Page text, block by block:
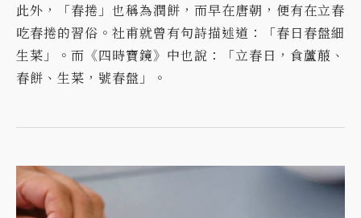
此外，「春捲」也稱為潤餅，而早在唐朝，便有在立春
吃春捲的習俗。社甫就曾有句詩描述道：「春日春盤細
生菜」。而《四時寶鏡》中也說：「立春日，食蘆菔、
春餅、生菜，號春盤」。